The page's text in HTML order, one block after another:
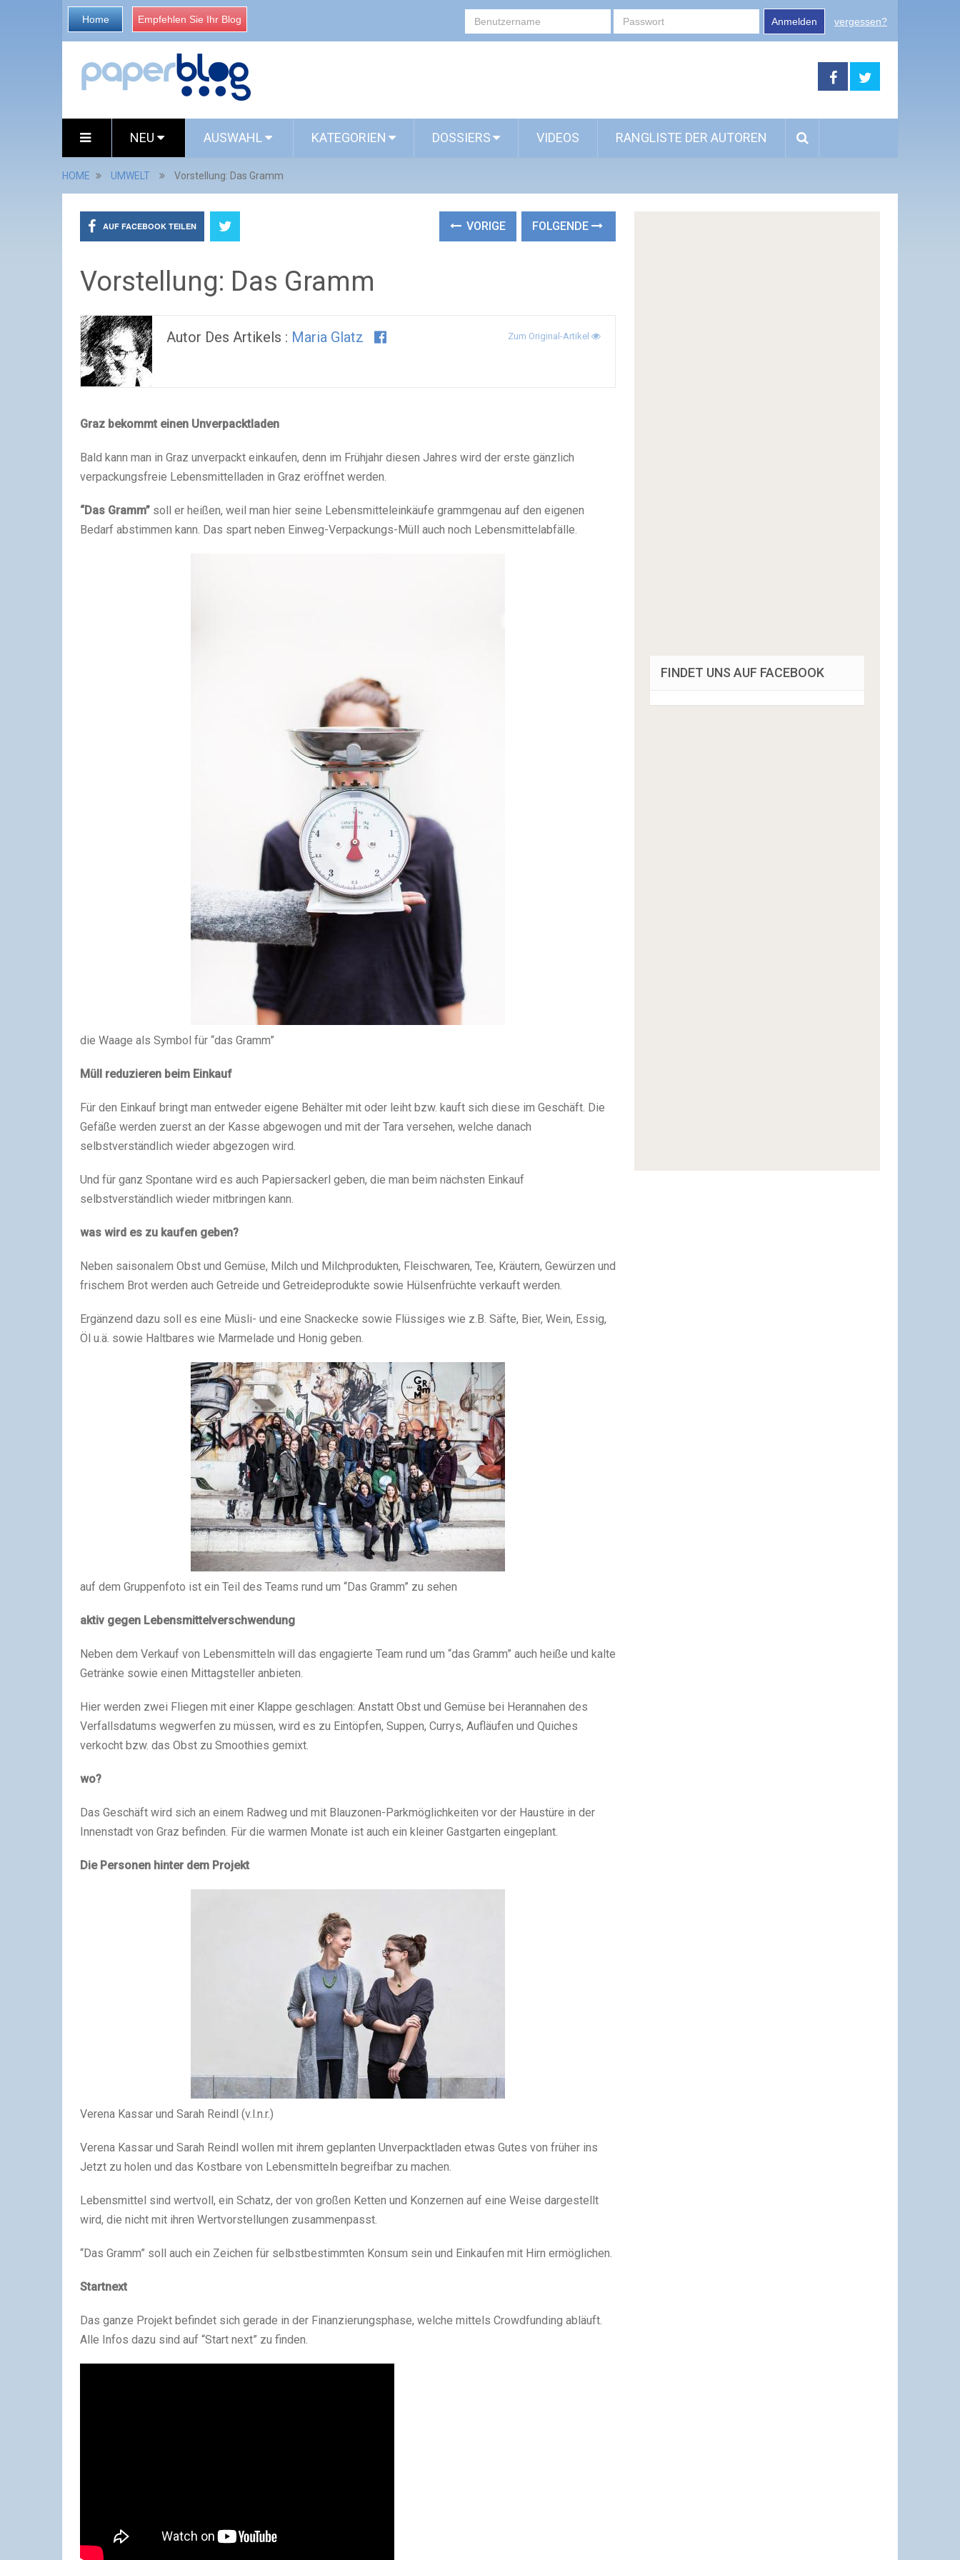
Home Empfehlen Sie Ihr Blog Anmelden vergessen?
NEU AUSWAHL KATEGORIEN DOSSIERS VIDEOS RANGLISTE DER AUTOREN
HOME UMWELT Vorstellung: Das Gramm
AUF FACEBOOK TEILEN VORIGE FOLGENDE
Vorstellung: Das Gramm
Autor Des Artikels : Maria Glatz Zum Original-Artikel
Graz bekommt einen Unverpacktladen
Bald kann man in Graz unverpackt einkaufen, denn im Frühjahr diesen Jahres wird der erste gänzlich
verpackungsfreie Lebensmittelladen in Graz eröffnet werden.
“Das Gramm” soll er heißen, weil man hier seine Lebensmitteleinkäufe grammgenau auf den eigenen
Bedarf abstimmen kann. Das spart neben Einweg-Verpackungs-Müll auch noch Lebensmittelabfälle.
die Waage als Symbol für “das Gramm”
Müll reduzieren beim Einkauf
Für den Einkauf bringt man entweder eigene Behälter mit oder leiht bzw. kauft sich diese im Geschäft. Die
Gefäße werden zuerst an der Kasse abgewogen und mit der Tara versehen, welche danach
selbstverständlich wieder abgezogen wird.
Und für ganz Spontane wird es auch Papiersackerl geben, die man beim nächsten Einkauf
selbstverständlich wieder mitbringen kann.
was wird es zu kaufen geben?
Neben saisonalem Obst und Gemüse, Milch und Milchprodukten, Fleischwaren, Tee, Kräutern, Gewürzen und
frischem Brot werden auch Getreide und Getreideprodukte sowie Hülsenfrüchte verkauft werden.
Ergänzend dazu soll es eine Müsli- und eine Snackecke sowie Flüssiges wie z.B. Säfte, Bier, Wein, Essig,
Öl u.ä. sowie Haltbares wie Marmelade und Honig geben.
auf dem Gruppenfoto ist ein Teil des Teams rund um “Das Gramm” zu sehen
aktiv gegen Lebensmittelverschwendung
Neben dem Verkauf von Lebensmitteln will das engagierte Team rund um “das Gramm” auch heiße und kalte
Getränke sowie einen Mittagsteller anbieten.
Hier werden zwei Fliegen mit einer Klappe geschlagen: Anstatt Obst und Gemüse bei Herannahen des
Verfallsdatums wegwerfen zu müssen, wird es zu Eintöpfen, Suppen, Currys, Aufläufen und Quiches
verkocht bzw. das Obst zu Smoothies gemixt.
wo?
Das Geschäft wird sich an einem Radweg und mit Blauzonen-Parkmöglichkeiten vor der Haustüre in der
Innenstadt von Graz befinden. Für die warmen Monate ist auch ein kleiner Gastgarten eingeplant.
Die Personen hinter dem Projekt
Verena Kassar und Sarah Reindl (v.l.n.r.)
Verena Kassar und Sarah Reindl wollen mit ihrem geplanten Unverpacktladen etwas Gutes von früher ins
Jetzt zu holen und das Kostbare von Lebensmitteln begreifbar zu machen.
Lebensmittel sind wertvoll, ein Schatz, der von großen Ketten und Konzernen auf eine Weise dargestellt
wird, die nicht mit ihren Wertvorstellungen zusammenpasst.
“Das Gramm” soll auch ein Zeichen für selbstbestimmten Konsum sein und Einkaufen mit Hirn ermöglichen.
Startnext
Das ganze Projekt befindet sich gerade in der Finanzierungsphase, welche mittels Crowdfunding abläuft.
Alle Infos dazu sind auf “Start next” zu finden.
FINDET UNS AUF FACEBOOK